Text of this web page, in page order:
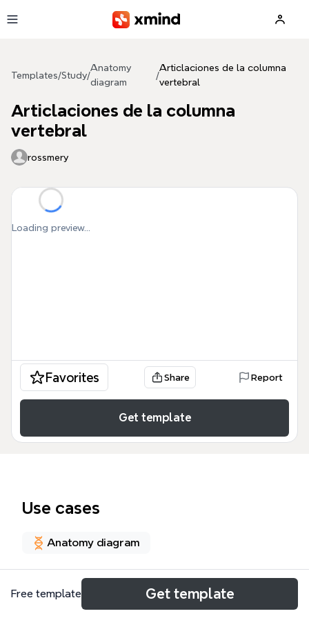
Templates/Study/
Anatomy
diagram
/
Articlaciones de la columna
vertebral
Articlaciones de la columna
vertebral
rossmery
Loading preview...
Favorites Share Report
Get template
Use cases
Anatomy diagram
About
Free template Get template